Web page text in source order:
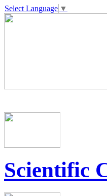
Select Language ▼
Scientific